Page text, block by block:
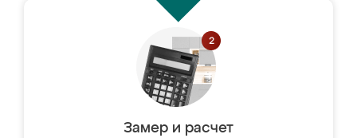
Замер и расчет